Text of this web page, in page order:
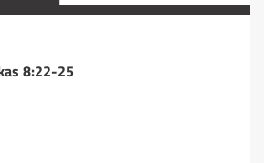
8:22-25